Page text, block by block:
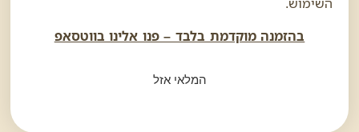
בהזמנה מוקדמת בלבד – פנו אלינו בווטסאפ
המלאי אזל